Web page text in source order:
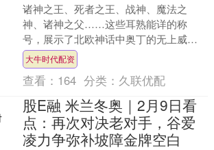
诸神之王、死者之王、战神、魔法之
神、诸神之父……这些耳熟能详的称
号，展示了北欧神话中奥丁的无上威严
与强大能力。而在《战舰世界》这款游
戏中，当奥丁这个名字出现在战....
大牛时代配资
查看： 164 分类： 久联优配
股E融 米兰冬奥｜2月9日看
点：再次对决老对手，谷爱
凌力争弥补坡障金牌空白